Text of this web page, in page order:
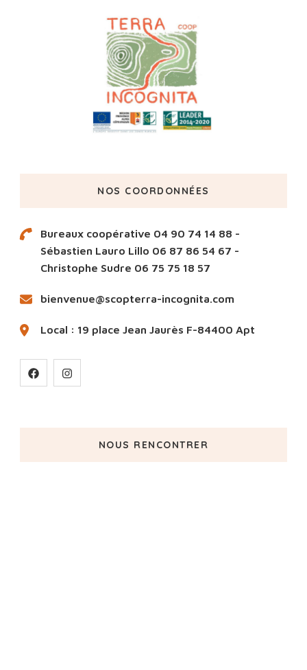
NOS COORDONNÉES
Bureaux coopérative 04 90 74 14 88 -
Sébastien Lauro Lillo 06 87 86 54 67 -
Christophe Sudre 06 75 75 18 57
bienvenue@scopterra-incognita.com
Local : 19 place Jean Jaurès F-84400 Apt
NOUS RENCONTRER